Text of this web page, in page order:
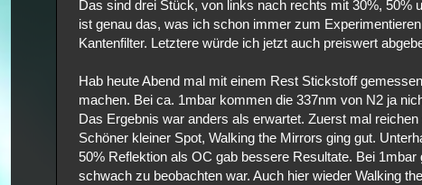
Das sind drei Stück, von links nach rechts mit 30%, 50%
ist genau das, was ich schon immer zum
Kantenfilter. Letztere würde ich jetzt auch preiswert
Hab heute Abend mal mit einem Rest Stickstoff
machen. Bei ca. 1mbar kommen die 337nm von N2 ja
Das Ergebnis war anders als erwartet. Zuerst mal
Schöner kleiner Spot, Walking the Mirrors ging gut.
50% Reflektion als OC gab bessere Resultate. Bei
schwach zu beobachten war. Auch hier wieder Walking